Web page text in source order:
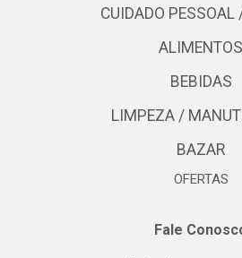
CUIDADO PESSOAL
ALIMENTOS
BEBIDAS
LIMPEZA /
BAZAR
OFERTAS
Fale